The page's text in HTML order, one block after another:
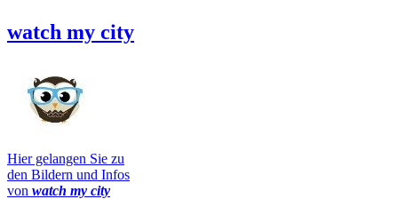
watch my city
Hier gelangen Sie zu
den Bildern und Infos
von watch my city